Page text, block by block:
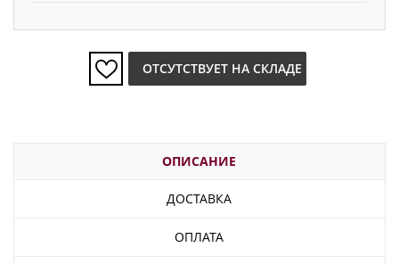
ОТСУТСТВУЕТ НА СКЛАДЕ
ОПИСАНИЕ
ДОСТАВКА
ОПЛАТА